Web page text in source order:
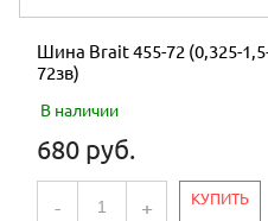
Шина Brait 455-72 (0,325-
72зв)
В наличии
680 руб.
- + КУПИТЬ